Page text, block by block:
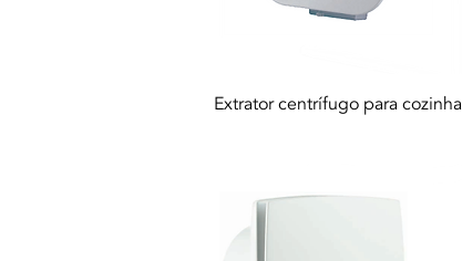
Quick View
Extrator centrífugo para cozinha